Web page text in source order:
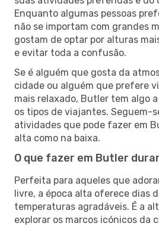
Enquanto algumas pessoas
não se importam com grandes
gostam de optar por alturas
e evitar toda a confusão.
Se é alguém que gosta da
cidade ou alguém que prefere
mais relaxado, Butler tem algo
os tipos de viajantes. Seguem-
atividades que pode fazer em
alta como na baixa.
O que fazer em Butler
Perfeita para aqueles que
livre, a época alta oferece dias
temperaturas agradáveis. É a
explorar os marcos icónicos da